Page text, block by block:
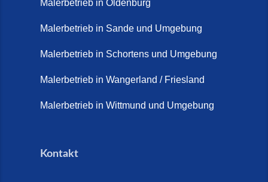
Malerbetrieb in Oldenburg
Malerbetrieb in Sande und Umgebung
Malerbetrieb in Schortens und Umgebung
Malerbetrieb in Wangerland / Friesland
Malerbetrieb in Wittmund und Umgebung
Kontakt